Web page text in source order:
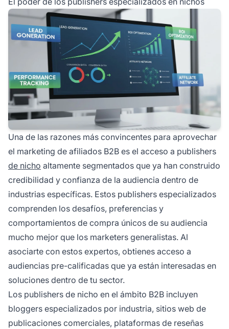
Una de las razones más convincentes para aprovechar
el marketing de afiliados B2B es el acceso a publishers
de nicho altamente segmentados que ya han construido
credibilidad y confianza de la audiencia dentro de
industrias específicas. Estos publishers especializados
comprenden los desafíos, preferencias y
comportamientos de compra únicos de su audiencia
mucho mejor que los marketers generalistas. Al
asociarte con estos expertos, obtienes acceso a
audiencias pre-calificadas que ya están interesadas en
soluciones dentro de tu sector.
Los publishers de nicho en el ámbito B2B incluyen
bloggers especializados por industria, sitios web de
publicaciones comerciales, plataformas de reseñas